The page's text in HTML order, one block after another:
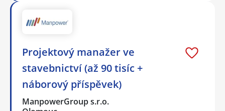
Projektový manažer ve
stavebnictví (až 90 tisíc +
náborový příspěvek)
ManpowerGroup s.r.o.